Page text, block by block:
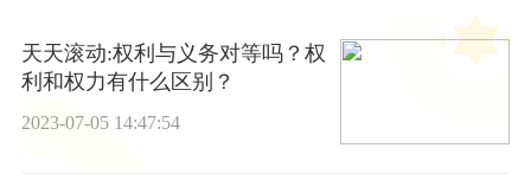
天天滚动:权利与义务对等吗？权
利和权力有什么区别？
2023-07-05 14:47:54